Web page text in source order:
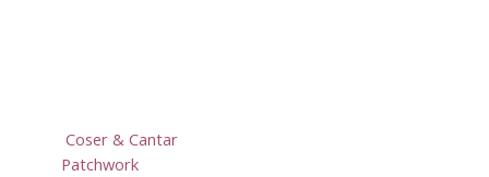
Coser & Cantar
Patchwork